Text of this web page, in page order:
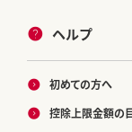
ヘルプ
初めての方へ
控除上限金額の